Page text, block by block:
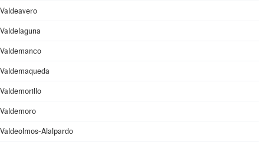
Valdeavero
Valdelaguna
Valdemanco
Valdemaqueda
Valdemorillo
Valdemoro
Valdeolmos-Alalpardo